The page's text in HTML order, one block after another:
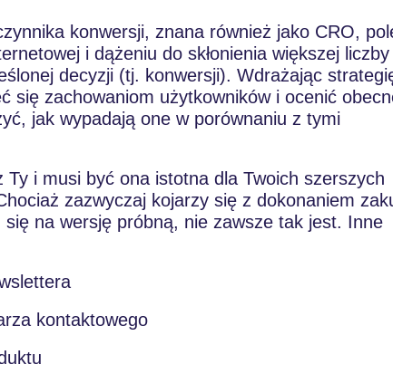
konwersji, znana również jako CRO,
i dążeniu do skłonienia większej liczby
decyzji (tj. konwersji). Wdrażając
się zachowaniom użytkowników i ocenić
jak wypadają one w porównaniu z tymi
Ty i musi być ona istotna dla Twoich szerszych
zazwyczaj kojarzy się z dokonaniem
się na wersję próbną, nie zawsze tak jest. Inne
kontaktowego